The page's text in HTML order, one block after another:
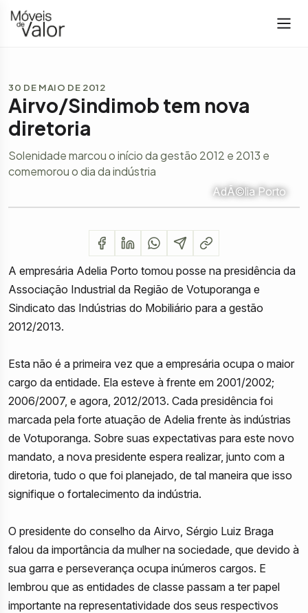
30 DE MAIO DE 2012
Airvo/Sindimob tem nova
diretoria
Solenidade marcou o início da gestão 2012 e 2013 e
comemorou o dia da indústria
AdÃ©lia Porto
A empresária Adelia Porto tomou posse na presidência da
Associação Industrial da Região de Votuporanga e
Sindicato das Indústrias do Mobiliário para a gestão
2012/2013.
Esta não é a primeira vez que a empresária ocupa o maior
cargo da entidade. Ela esteve à frente em 2001/2002;
2006/2007, e agora, 2012/2013. Cada presidência foi
marcada pela forte atuação de Adelia frente às indústrias
de Votuporanga. Sobre suas expectativas para este novo
mandato, a nova presidente espera realizar, junto com a
diretoria, tudo o que foi planejado, de tal maneira que isso
signifique o fortalecimento da indústria.
O presidente do conselho da Airvo, Sérgio Luiz Braga
falou da importância da mulher na sociedade, que devido à
sua garra e perseverança ocupa inúmeros cargos. E
lembrou que as entidades de classe passam a ter papel
importante na representatividade dos seus respectivos